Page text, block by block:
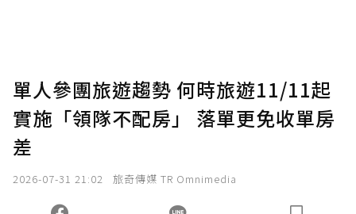
單人參團旅遊趨勢 何時旅遊11/11起
實施「領隊不配房」 落單更免收單房
差
2026-07-31 21:02 旅奇傳媒 TR Omnimedia